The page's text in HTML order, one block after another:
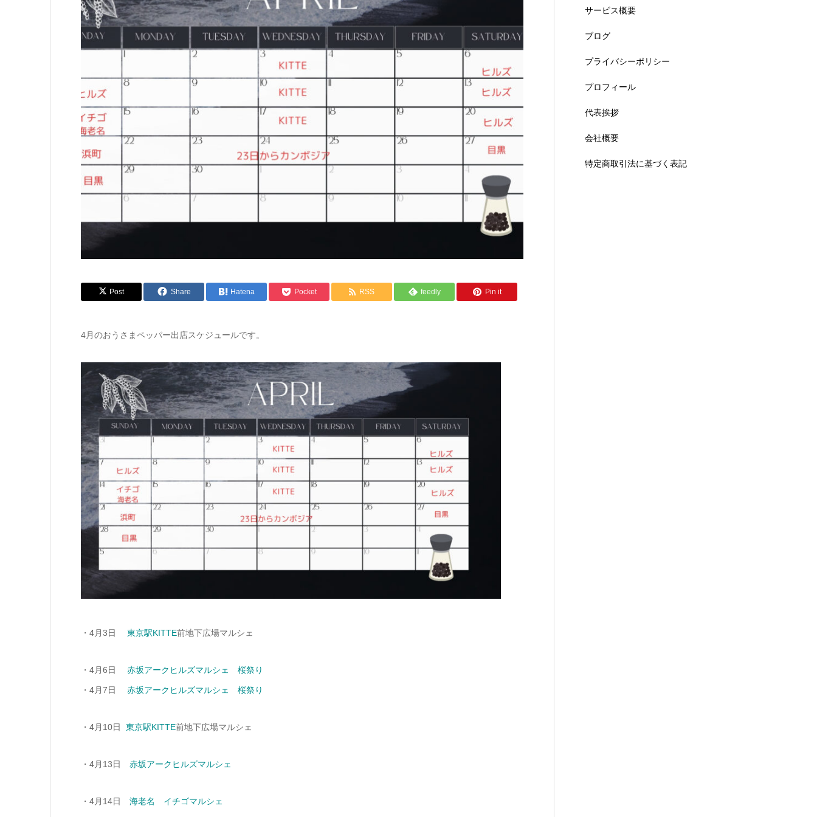
Post Share Hatena Pocket RSS feedly Pin it
4月のおうさまペッパー出店スケジュールです。
・4月3日 東京駅KITTE前地下広場マルシェ
・4月6日 赤坂アークヒルズマルシェ 桜祭り
・4月7日 赤坂アークヒルズマルシェ 桜祭り
・4月10日 東京駅KITTE前地下広場マルシェ
・4月13日 赤坂アークヒルズマルシェ
・4月14日 海老名 イチゴマルシェ
サービス概要
ブログ
プライバシーポリシー
プロフィール
代表挨拶
会社概要
特定商取引法に基づく表記